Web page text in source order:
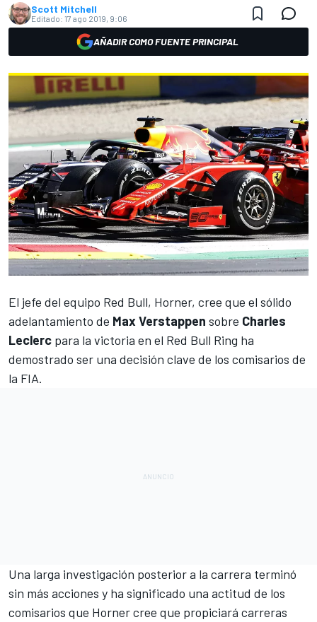
Scott Mitchell
Editado: 17 ago 2019, 9:06
AÑADIR COMO FUENTE PRINCIPAL
El jefe del equipo Red Bull, Horner, cree que el sólido
adelantamiento de Max Verstappen sobre Charles
Leclerc para la victoria en el Red Bull Ring ha
demostrado ser una decisión clave de los comisarios de
la FIA.
Una larga investigación posterior a la carrera terminó
sin más acciones y ha significado una actitud de los
comisarios que Horner cree que propiciará carreras